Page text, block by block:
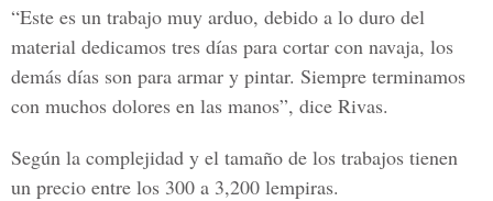
“Este es un trabajo muy arduo, debido a lo duro del
material dedicamos tres días para cortar con navaja, los
demás días son para armar y pintar. Siempre terminamos
con muchos dolores en las manos”, dice Rivas.
Según la complejidad y el tamaño de los trabajos tienen
un precio entre los 300 a 3,200 lempiras.